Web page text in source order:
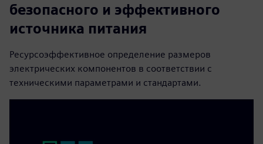
безопасного и эффективного
источника питания
Ресурсоэффективное определение размеров
электрических компонентов в соответствии с
техническими параметрами и стандартами.